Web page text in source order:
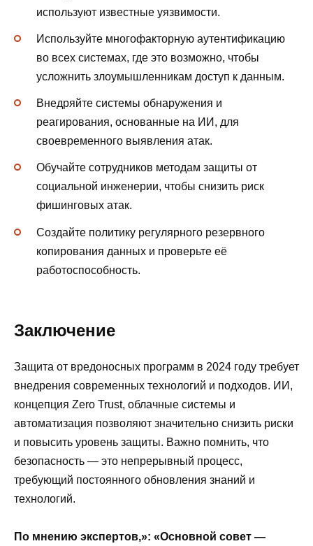
используют известные уязвимости.
Используйте многофакторную аутентификацию
во всех системах, где это возможно, чтобы
усложнить злоумышленникам доступ к данным.
Внедряйте системы обнаружения и
реагирования, основанные на ИИ, для
своевременного выявления атак.
Обучайте сотрудников методам защиты от
социальной инженерии, чтобы снизить риск
фишинговых атак.
Создайте политику регулярного резервного
копирования данных и проверьте её
работоспособность.
Заключение
Защита от вредоносных программ в 2024 году требует
внедрения современных технологий и подходов. ИИ,
концепция Zero Trust, облачные системы и
автоматизация позволяют значительно снизить риски
и повысить уровень защиты. Важно помнить, что
безопасность — это непрерывный процесс,
требующий постоянного обновления знаний и
технологий.
По мнению экспертов,»: «Основной совет —